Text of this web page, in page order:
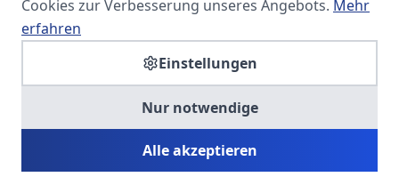
SOMA HR KONSULT UG
Personalberatung & Executive Search
Cookies zur Verbesserung unseres Angebots. Mehr
erfahren
Einstellungen
Nur notwendige
Alle akzeptieren